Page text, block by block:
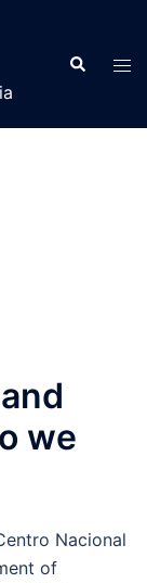
Buscar
we
Nacional
of